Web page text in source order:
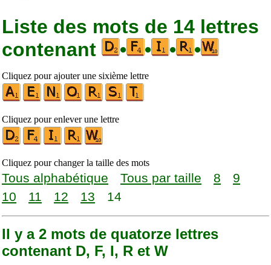
Liste des mots de 14 lettres
contenant
• • • •
Cliquez pour ajouter une sixième lettre
Cliquez pour enlever une lettre
Cliquez pour changer la taille des mots
Tous alphabétique Tous par taille 8
9
10
11 12 13 14
Il y a 2 mots de quatorze lettres
contenant D, F, I, R et W